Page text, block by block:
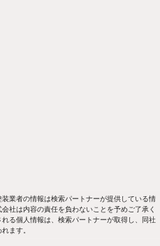
業者の情報は検索パートナーが提供している情
社は内容の責任を負わないことを予めご了承く
る個人情報は、検索パートナーが取得し、同社
ます。